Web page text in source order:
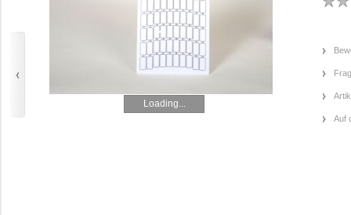
Loading...
Auf